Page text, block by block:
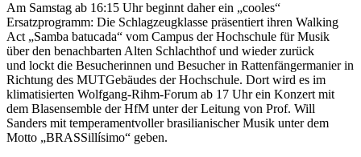
Am Samstag ab 16:15 Uhr beginnt daher ein „cooles“
Ersatzprogramm: Die Schlagzeugklasse präsentiert ihren Walking
Act „Samba batucada“ vom Campus der Hochschule für Musik
über den benachbarten Alten Schlachthof und wieder zurück
und lockt die Besucherinnen und Besucher in Rattenfängermanier in
Richtung des MUTGebäudes der Hochschule. Dort wird es im
klimatisierten Wolfgang-Rihm-Forum ab 17 Uhr ein Konzert mit
dem Blasensemble der HfM unter der Leitung von Prof. Will
Sanders mit temperamentvoller brasilianischer Musik unter dem
Motto „BRASSillísimo“ geben.